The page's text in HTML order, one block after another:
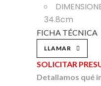
34.8cm
FICHA TÉCNICA
LLAMAR
SOLICITAR
Detallamos qué